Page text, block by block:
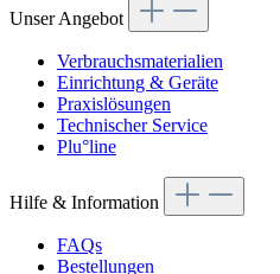
Unser Angebot
Verbrauchsmaterialien
Einrichtung & Geräte
Praxislösungen
Technischer Service
Plu°line
Hilfe & Information
FAQs
Bestellungen